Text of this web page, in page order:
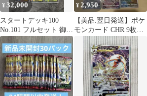
¥32,000
スタートデッキ100
No.101 フルセット 御三
家 SAR仕様
¥2,950
【美品.翌日発送】ポケ
モンカード CHR 9枚セ
ット